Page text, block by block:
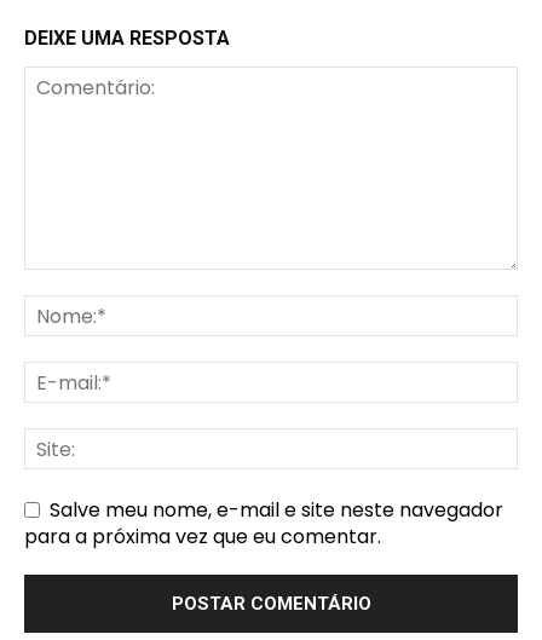
DEIXE UMA RESPOSTA
Salve meu nome, e-mail e site neste navegador
para a próxima vez que eu comentar.